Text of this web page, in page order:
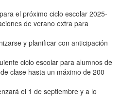
el próximo ciclo escolar 2025-
de verano extra para
y planificar con anticipación
ciclo escolar para alumnos de
clase hasta un máximo de 200
el 1 de septiembre y a lo